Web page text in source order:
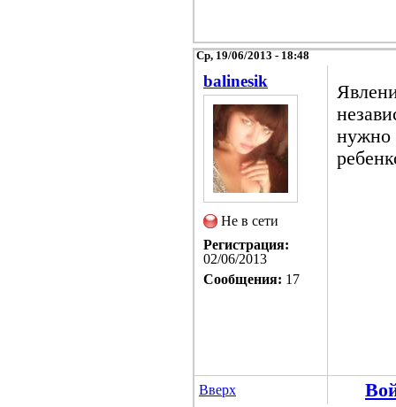
Ср, 19/06/2013 - 18:48
balinesik
Не в сети
Регистрация:
02/06/2013
Сообщения: 17
нужно
Вверх